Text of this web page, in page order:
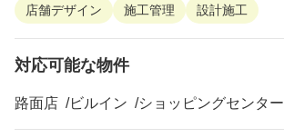
店舗デザイン 施工管理 設計施工
対応可能な物件
路面店 ビルイン ショッピングセンター